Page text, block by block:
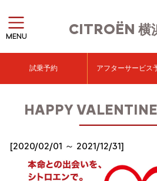
CITROËN 横
MENU
試乗予約 アフターサービス
HAPPY
[2020/02/01 ～ 2021/12/31]